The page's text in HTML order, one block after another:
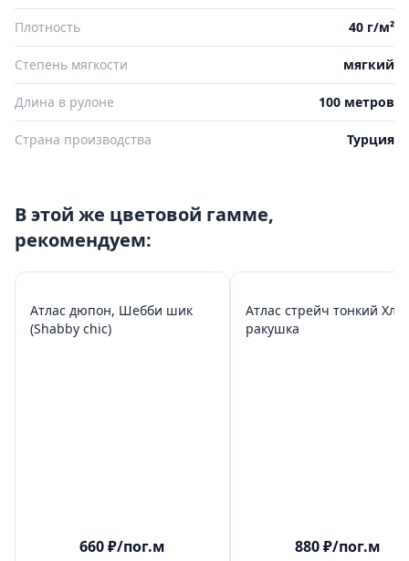
Плотность 40 г/м²
Степень мягкости мягкий
Длина в рулоне 100 метров
Страна производства Турция
В этой же цветовой гамме,
рекомендуем:
Атлас дюпон, Шебби шик
(Shabby chic)
660₽/пог.м
Атлас стрейч тонкий
ракушка
880₽/пог.м